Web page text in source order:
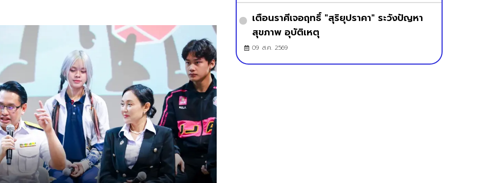
เตือนราศีเจอฤทธิ์ "สุริยุปราคา" ระวังปัญหา
สุขภาพ อุบัติเหตุ
09 ส.ค. 2569